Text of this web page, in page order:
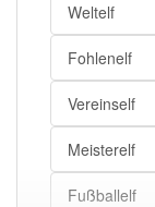
Weltelf
Fohlenelf
Vereinself
Meisterelf
Fußballelf